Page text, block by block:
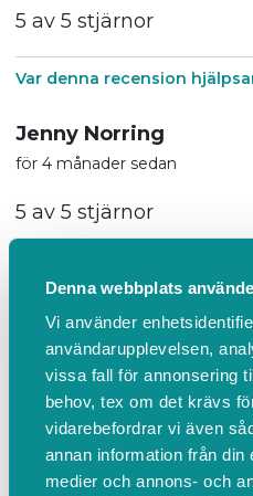
Denna webbplats
Vi använder
användarupplevelsen,
vissa fall för annonsering
behov, tex om det krävs
vidarebefordrar vi även
annan information från din
medier och annons- och
5 av 5 stjärnor
Var denna recension
Jenny Norring
för 4 månader sedan
5 av 5 stjärnor
Vi kände oss varmt
Ett måste under
Var denna recension
Anonym användare
för 4 månader sedan